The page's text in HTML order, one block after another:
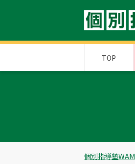
TOP
個別指導塾WAM